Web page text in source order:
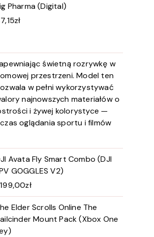
Pharma (Digital)
zł
świetną rozrywkę w
przestrzeni. Model ten
w pełni wykorzystywać
najnowszych materiałów o
i żywej kolorystyce —
oglądania sportu i filmów
Avata Fly Smart Combo (DJI
GOGGLES V2)
zł
Elder Scrolls Online The
Mount Pack (Xbox One